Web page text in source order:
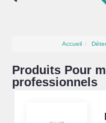
Accueil
Produits Pour
professionnels